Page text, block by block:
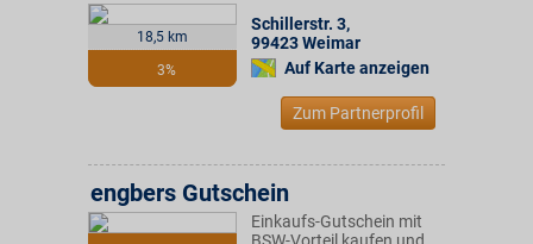
18,5 km
3%
Schillerstr. 3,
99423Weimar
Auf Karte anzeigen
Zum Partnerprofil
engbers Gutschein
Einkaufs-Gutschein mit